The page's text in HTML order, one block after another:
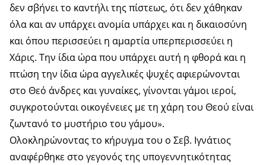
δεν σβήνει το καντήλι της πίστεως, ότι δεν χάθηκαν
όλα και αν υπάρχει ανομία υπάρχει και η δικαιοσύνη
και όπου περισσεύει η αμαρτία υπερπερισσεύει η
Χάρις. Την ίδια ώρα που υπάρχει αυτή η φθορά και η
πτώση την ίδια ώρα αγγελικές ψυχές αφιερώνονται
στο Θεό άνδρες και γυναίκες, γίνονται γάμοι ιεροί,
συγκροτούνται οικογένειες με τη χάρη του Θεού είναι
ζωντανό το μυστήριο του γάμου».
Ολοκληρώνοντας το κήρυγμα του ο Σεβ. Ιγνάτιος
αναφέρθηκε στο γεγονός της υπογεννητικότητας